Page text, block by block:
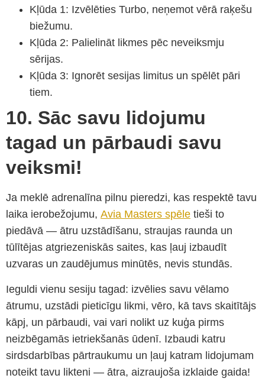
Kļūda 1: Izvēlēties Turbo, neņemot vērā raķešu
biežumu.
Kļūda 2: Palielināt likmes pēc neveiksmju
sērijas.
Kļūda 3: Ignorēt sesijas limitus un spēlēt pāri
tiem.
10. Sāc savu lidojumu
tagad un pārbaudi savu
veiksmi!
Ja meklē adrenalīna pilnu pieredzi, kas respektē tavu
laika ierobežojumu, Avia Masters spēle tieši to
piedāvā — ātru uzstādīšanu, straujas raunda un
tūlītējas atgriezeniskās saites, kas ļauj izbaudīt
uzvaras un zaudējumus minūtēs, nevis stundās.
Ieguldi vienu sesiju tagad: izvēlies savu vēlamo
ātrumu, uzstādi pieticīgu likmi, vēro, kā tavs skaitītājs
kāpj, un pārbaudi, vai vari nolikt uz kuģa pirms
neizbēgamās ietriekšanās ūdenī. Izbaudi katru
sirdsdarbības pārtraukumu un ļauj katram lidojumam
noteikt tavu likteni — ātra, aizraujoša izklaide gaida!